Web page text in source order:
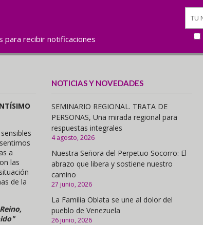
para recibir notificaciones
a
las
de la
NOTICIAS Y NOVEDADES
SEMINARIO REGIONAL. TRATA DE
PERSONAS, Una mirada regional para
respuestas integrales
4 agosto, 2026
Nuestra Señora del Perpetuo Socorro: El
abrazo que libera y sostiene nuestro
camino
27 junio, 2026
La Familia Oblata se une al dolor del
pueblo de Venezuela
26 junio, 2026